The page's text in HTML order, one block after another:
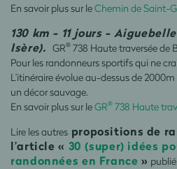
En savoir plus sur leChemin de Saint-
130 km - 11 jours -
Isère). GR®738 Haute traversée de
Pour les randonneurs sportifs qui ne
L’itinéraire évolue au-dessus de
un décor sauvage.
En savoir plus sur leGR® 738 Haute
Lire les autres propositions de
l’article « 30 (super) idées
randonnées en France»